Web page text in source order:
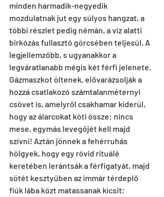
minden harmadik-negyedik
mozdulatnak jut egy súlyos hangzat, a
többi részlet pedig némán, a víz alatti
birkózás fullasztó görcsében teljesül. A
legjellemzőbb, s ugyanakkor a
legváratlanabb mégis két férfi jelenete.
Gázmaszkot öltenek, elővarázsolják a
hozzá csatlakozó számtalanméternyi
csövet is, amelyről csakhamar kiderül,
hogy az álarcokat köti össze: nincs
mese, egymás levegőjét kell majd
szívni! Aztán jönnek a fehérruhás
hölgyek, hogy egy rövid rituálé
keretében lerántsák a férfigatyát, majd
sötét kesztyűben az immár térdeplő
fiúk lába közt matassanak kicsit;